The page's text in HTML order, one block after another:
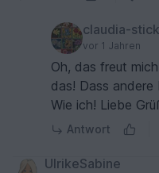
claudia-
vor 1 Jahren
Oh, das freut
das! Dass andere
Wie ich! Liebe
Antwort
UlrikeSabine